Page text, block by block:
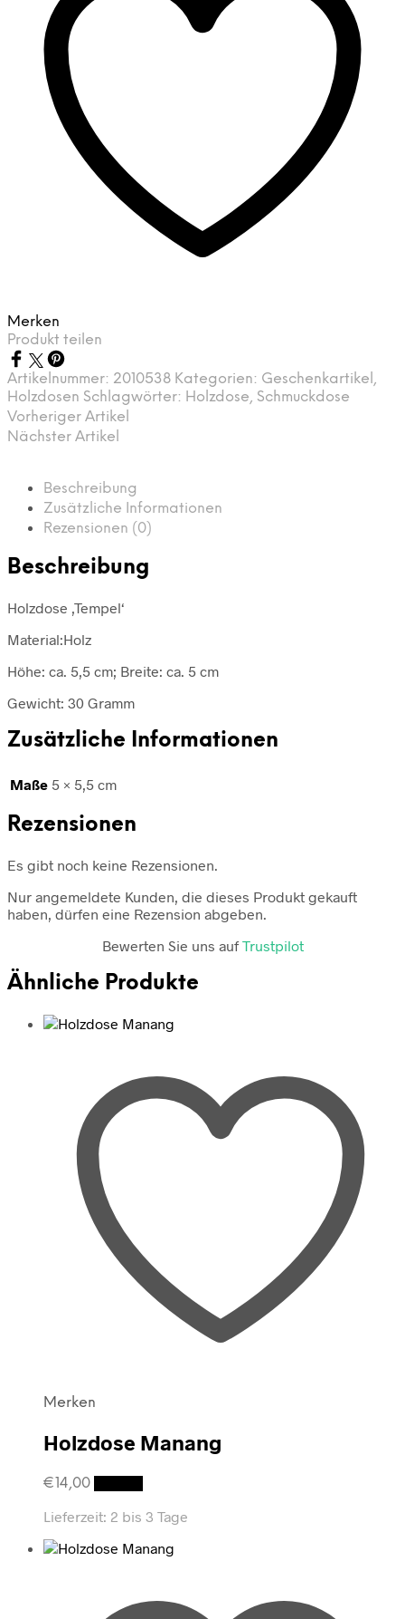
Merken
Produkt teilen
Artikelnummer: 2010538 Kategorien: Geschenkartikel ,
Holzdosen Schlagwörter: Holzdose, Schmuckdose
Vorheriger Artikel
Nächster Artikel
Beschreibung
Zusätzliche Informationen
Rezensionen (0)
Beschreibung
Holzdose ‚Tempel‘
Material:Holz
Höhe: ca. 5,5 cm; Breite: ca. 5 cm
Gewicht: 30 Gramm
Zusätzliche Informationen
Maße 5 × 5,5 cm
Rezensionen
Es gibt noch keine Rezensionen.
Nur angemeldete Kunden, die dieses Produkt gekauft
haben, dürfen eine Rezension abgeben.
Bewerten Sie uns aufTrustpilot
Ähnliche Produkte
Merken
Holzdose Manang
€14,00
Lieferzeit: 2 bis 3 Tage